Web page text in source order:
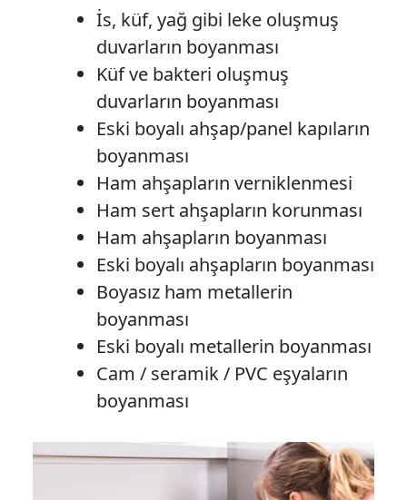
İs, küf, yağ gibi leke oluşmuş
duvarların boyanması
Küf ve bakteri oluşmuş
duvarların boyanması
Eski boyalı ahşap/panel kapıların
boyanması
Ham ahşapların verniklenmesi
Ham sert ahşapların korunması
Ham ahşapların boyanması
Eski boyalı ahşapların boyanması
Boyasız ham metallerin
boyanması
Eski boyalı metallerin boyanması
Cam / seramik / PVC eşyaların
boyanması